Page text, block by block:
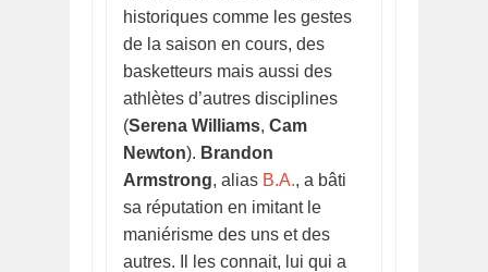
historiques comme les gestes
de la saison en cours, des
basketteurs mais aussi des
athlètes d’autres disciplines
(Serena Williams, Cam
Newton). Brandon
Armstrong, alias B.A., a bâti
sa réputation en imitant le
maniérisme des uns et des
autres. Il les connait, lui qui a